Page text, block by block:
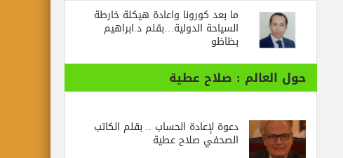
ما بعد كورونا واعادة هيكلة خارطة
السياحة الدولية…بقلم د.ابراهيم
بظاظو
حول العالم : صلاح عطية
دعوة لإعادة الحساب .. بقلم الكاتب
الصحفي صلاح عطية